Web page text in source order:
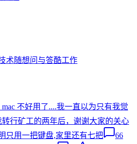
术随想问与答酷工作
不好用了....我一直以为只有我觉
转行矿工的两年后，谢谢大家的关心
只用一把键盘,家里还有七把 66